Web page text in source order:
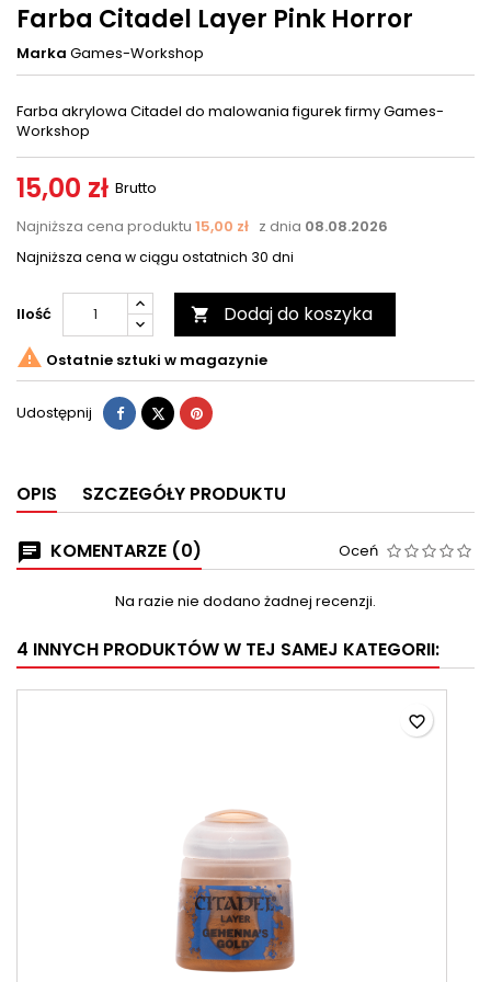
Farba Citadel Layer Pink Horror
Marka Games-Workshop
Farba akrylowa Citadel do malowania figurek firmy Games-
Workshop
15,00 zł Brutto
Najniższa cena produktu 15,00 zł z dnia 08.08.2026
Najniższa cena w ciągu ostatnich 30 dni
Ilość  Dodaj do koszyka
 Ostatnie sztuki w magazynie
Udostępnij Udostępnij
TweetujPinterest
OPIS SZCZEGÓŁY PRODUKTU
KOMENTARZE (0) Oceń
Na razie nie dodano żadnej recenzji.
4 INNYCH PRODUKTÓW W TEJ SAMEJ KATEGORII:
favorite_border